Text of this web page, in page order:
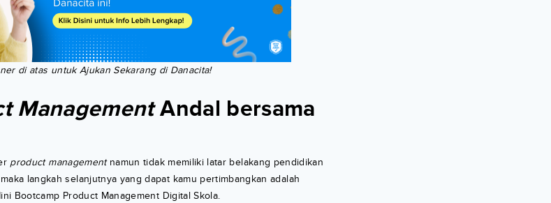
di atas untuk Ajukan Sekarang di Danacita!
ManagementAndal bersama
product managementnamun tidak memiliki latar belakang pendidikan
langkah selanjutnya yang dapat kamu pertimbangkan adalah
Bootcamp Product Management Digital Skola.